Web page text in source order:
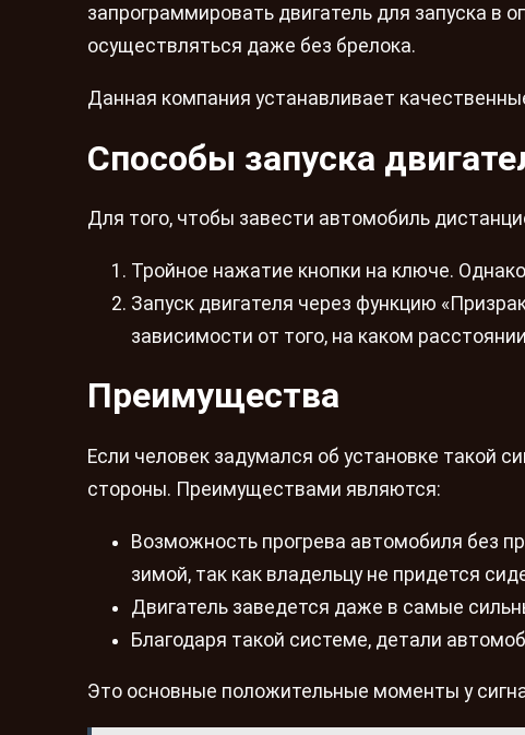
запрограммировать двигатель для запуска в
осуществляться даже без брелока.
Данная компания устанавливает
Способы запуска
Для того, чтобы завести автомобиль
Тройное нажатие кнопки на ключе.
Запуск двигателя через функцию
зависимости от того, на каком
Преимущества
Если человек задумался об установке такой
стороны. Преимуществами являются:
Возможность прогрева автомобиля без
зимой, так как владельцу не придется
Двигатель заведется даже в самые
Благодаря такой системе, детали
Это основные положительные моменты у